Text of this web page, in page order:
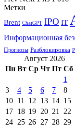
Метки
Brent ChatGPT IPO IT
Информационная
Прогнозы Разблокировка
Август 2026
Пн Вт Ср Чт Пт Сб
1
3
4 5 6 7 8
10 11 12 13 14 15
17 18 19 20 21 22
24 25 26 27 28 29